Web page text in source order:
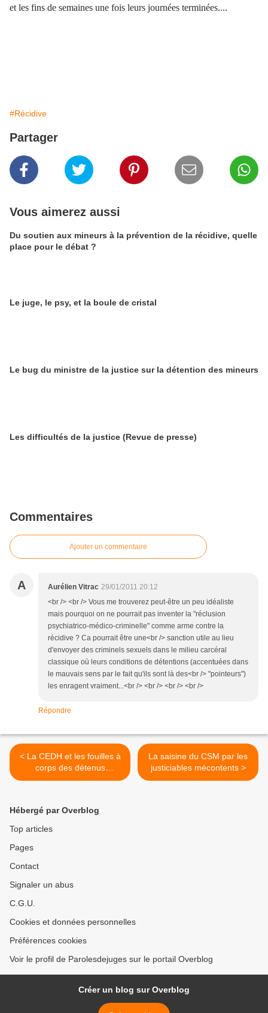
et les fins de semaines une fois leurs journées terminées....
#Récidive
Partager
Vous aimerez aussi
Du soutien aux mineurs à la prévention de la récidive, quelle
place pour le débat ?
Le juge, le psy, et la boule de cristal
Le bug du ministre de la justice sur la détention des mineurs
Les difficultés de la justice (Revue de presse)
Commentaires
Ajouter un commentaire
A Aurélien Vitrac 29/01/2011 20:12
<br /> <br /> Vous me trouverez peut-être un peu idéaliste
mais pourquoi on ne pourrait pas inventer la "réclusion
psychiatrico-médico-criminelle" comme arme contre la
récidive ? Ca pourrait être une<br /> sanction utile au lieu
d'envoyer des criminels sexuels dans le milieu carcéral
classique où leurs conditions de détentions (accentuées dans
le mauvais sens par le fait qu'ils sont là des<br /> "pointeurs")
les enragent vraiment...<br /> <br /> <br /> <br />
Répondre
< La CEDH et les fouilles à
corps des détenus
dangereux
La saisine du CSM par les
justiciables mécontents >
Hébergé par Overblog
Top articles
Pages
Contact
Signaler un abus
C.G.U.
Cookies et données personnelles
Préférences cookies
Voir le profil de Parolesdejuges sur le portail Overblog
Créer un blog sur Overblog